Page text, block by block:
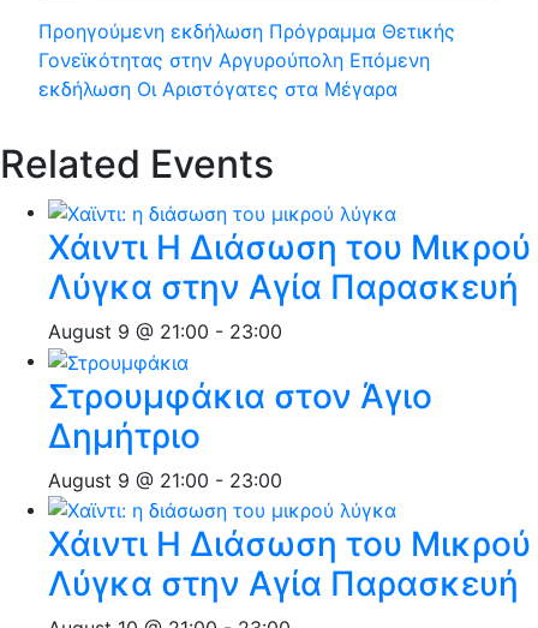
Προηγούμενη εκδήλωση Πρόγραμμα Θετικής
Γονεϊκότητας στην Αργυρούπολη Επόμενη
εκδήλωση Οι Αριστόγατες στα Μέγαρα
Related Events
Χάιντι Η Διάσωση του Μικρού
Λύγκα στην Αγία Παρασκευή
August 9 @ 21:00 - 23:00
Στρουμφάκια στον Άγιο
Δημήτριο
August 9 @ 21:00 - 23:00
Χάιντι Η Διάσωση του Μικρού
Λύγκα στην Αγία Παρασκευή